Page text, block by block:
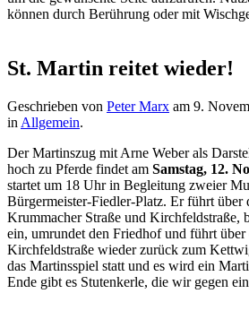
können durch Berührung oder mit
St. Martin reitet wieder!
Geschrieben von Peter Marx am 9.
in Allgemein.
Der Martinszug mit Arne Weber als
hoch zu Pferde findet am Samstag, 12.
startet um 18 Uhr in Begleitung zweier
Bürgermeister-Fiedler-Platz. Er führt über
Krummacher Straße und Kirchfeldstraße,
ein, umrundet den Friedhof und führt über
Kirchfeldstraße wieder zurück zum
das Martinsspiel statt und es wird ein
Ende gibt es Stutenkerle, die wir gegen